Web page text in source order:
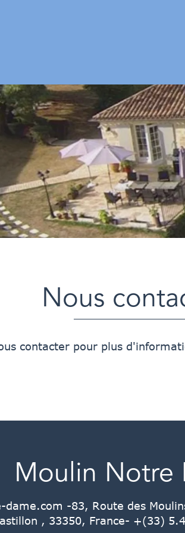
Nous
contacter pour plus
Moulin Notre
dame.com -83, Route des
, 33350, France- +(33)